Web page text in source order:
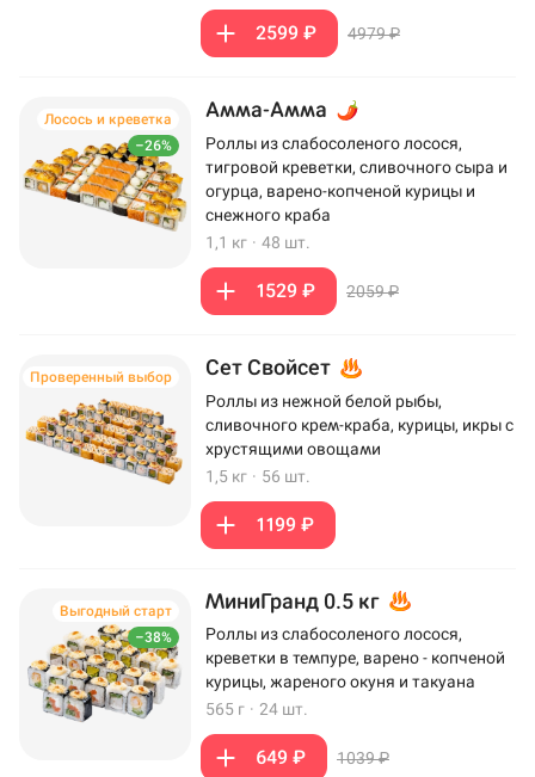
2599 ₽ 4979 ₽
–26%
Лосось и креветка Амма-Амма
Роллы из слабосоленого лосося,
тигровой креветки, сливочного сыра и
огурца, варено-копченой курицы и
снежного краба
1,1 кг · 48 шт.
1529 ₽ 2059 ₽
Проверенный выбор Сет Свойсет
Роллы из нежной белой рыбы,
сливочного крем-краба, курицы, икры с
хрустящими овощами
1,5 кг · 56 шт.
1199 ₽
–38%
Выгодный старт МиниГранд 0.5 кг
Роллы из слабосоленого лосося,
креветки в темпуре, варено - копченой
курицы, жареного окуня и такуана
565 г · 24 шт.
649 ₽ 1039 ₽